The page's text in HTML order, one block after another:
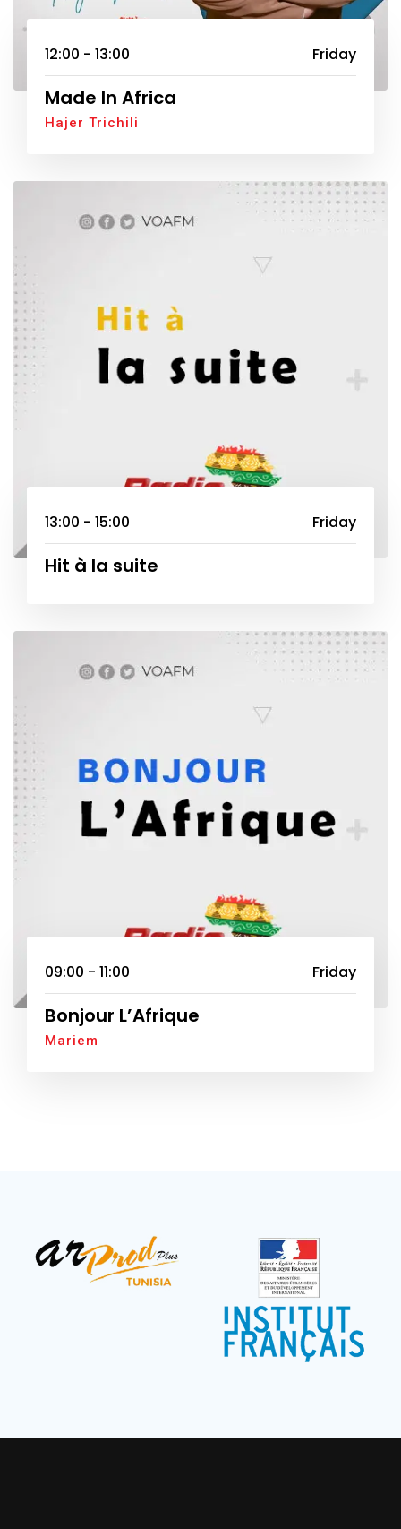
12:00 - 13:00 Friday
Made In Africa
Hajer Trichili
13:00 - 15:00 Friday
Hit à la suite
09:00 - 11:00 Friday
Bonjour L’Afrique
Mariem